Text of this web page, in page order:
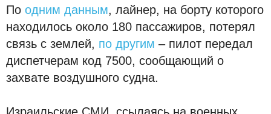
По одним данным, лайнер, на борту которого
находилось около 180 пассажиров, потерял
связь с землей, по другим – пилот передал
диспетчерам код 7500, сообщающий о
захвате воздушного судна.